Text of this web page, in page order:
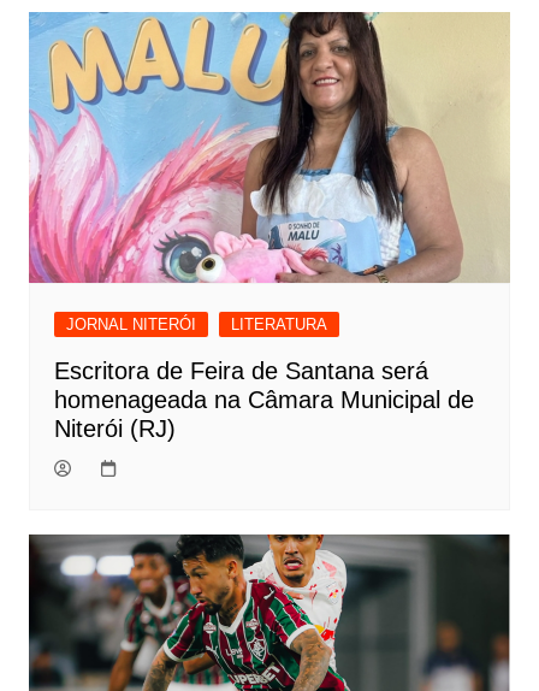
JORNAL NITERÓI LITERATURA
Escritora de Feira de Santana será
homenageada na Câmara Municipal de
Niterói (RJ)